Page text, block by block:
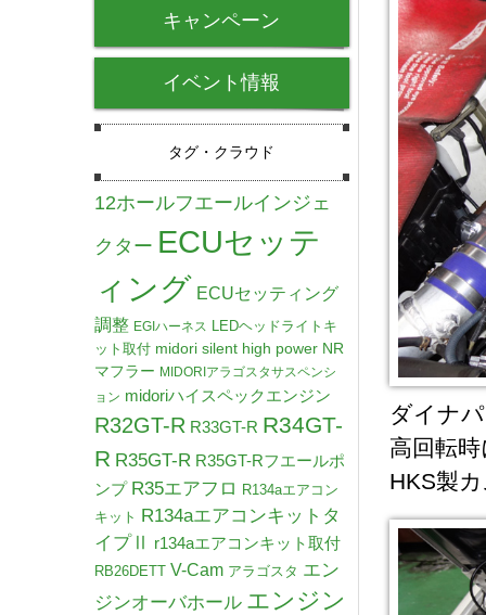
ダイナ
高回転
HKS製
キャンペーン
イベント情報
タグ・クラウド
12ホールフエールインジェ
クター ECUセッテ
ィング ECUセッティング
調整 EGIハーネス LEDヘッドライトキ
ット取付 midori silent high power NR
マフラー MIDORIアラゴスタサスペンシ
ョン midoriハイスペックエンジン
R32GT-R R33GT-R R34GT-
R R35GT-R R35GT-Rフエールポ
ンプ R35エアフロ R134aエアコン
キット R134aエアコンキットタ
イプⅡ
r134aエアコンキット取付
RB26DETT V-Cam アラゴスタ エン
ジンオーバホール エンジン